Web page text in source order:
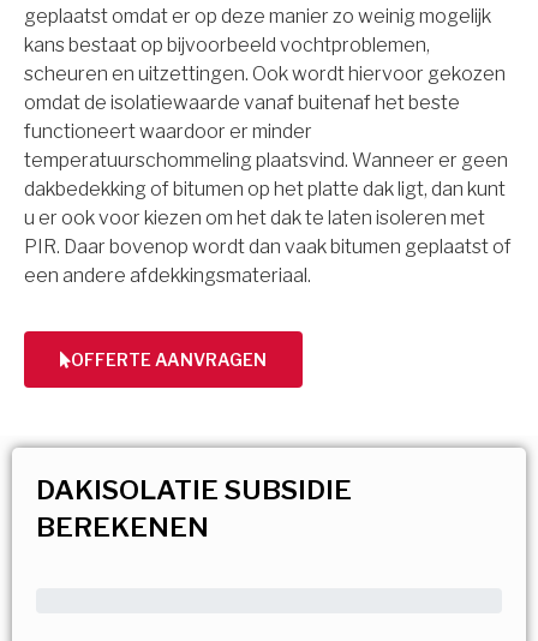
geplaatst omdat er op deze manier zo weinig mogelijk
kans bestaat op bijvoorbeeld vochtproblemen,
scheuren en uitzettingen. Ook wordt hiervoor gekozen
omdat de isolatiewaarde vanaf buitenaf het beste
functioneert waardoor er minder
temperatuurschommeling plaatsvind. Wanneer er geen
dakbedekking of bitumen op het platte dak ligt, dan kunt
u er ook voor kiezen om het dak te laten isoleren met
PIR. Daar bovenop wordt dan vaak bitumen geplaatst of
een andere afdekkingsmateriaal.
OFFERTE AANVRAGEN
DAKISOLATIE SUBSIDIE
BEREKENEN